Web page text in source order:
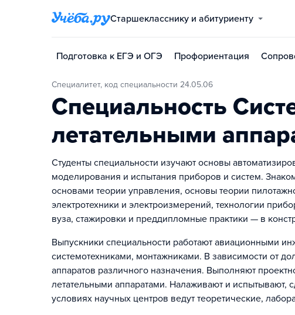
Старшекласснику и абитуриенту
Подготовка к ЕГЭ и ОГЭ Профориентация
Специалитет, код специальности 24.05.06
Специальность
летательными
Студенты специальности изучают основы
моделирования и испытания приборов и систем.
основами теории управления, основы теории
электротехники и электроизмерений, технологии
вуза, стажировки и преддипломные практики — в
Выпускники специальности работают авиационными
системотехниками, монтажниками. В зависимости от
аппаратов различного назначения. Выполняют
летательными аппаратами. Налаживают и
условиях научных центров ведут теоретические,